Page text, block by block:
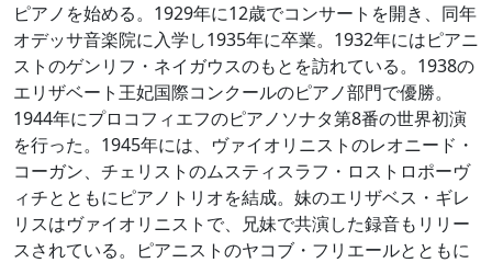
ピアノを始める。1929年に12歳でコンサートを開き、同年
オデッサ音楽院に入学し1935年に卒業。1932年にはピアニ
ストのゲンリフ・ネイガウスのもとを訪れている。1938の
エリザベート王妃国際コンクールのピアノ部門で優勝。
1944年にプロコフィエフのピアノソナタ第8番の世界初演
を行った。1945年には、ヴァイオリニストのレオニード・
コーガン、チェリストのムスティスラフ・ロストロポーヴ
ィチとともにピアノトリオを結成。妹のエリザベス・ギレ
リスはヴァイオリニストで、兄妹で共演した録音もリリー
スされている。ピアニストのヤコブ・フリエールとともに